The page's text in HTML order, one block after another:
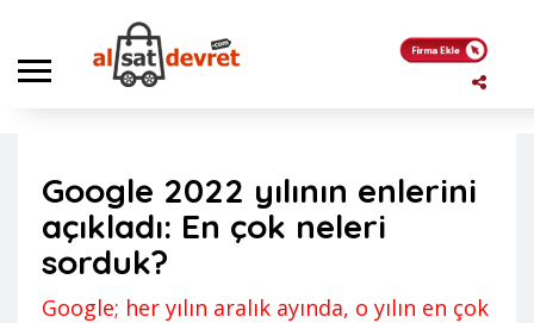
Genel , Haber , News
Gizem
Yorum yapılmamış
15 Aralık 2022
Google 2022 yılının enlerini
açıkladı: En çok neleri
sorduk?
Google; her yılın aralık ayında, o yılın en çok